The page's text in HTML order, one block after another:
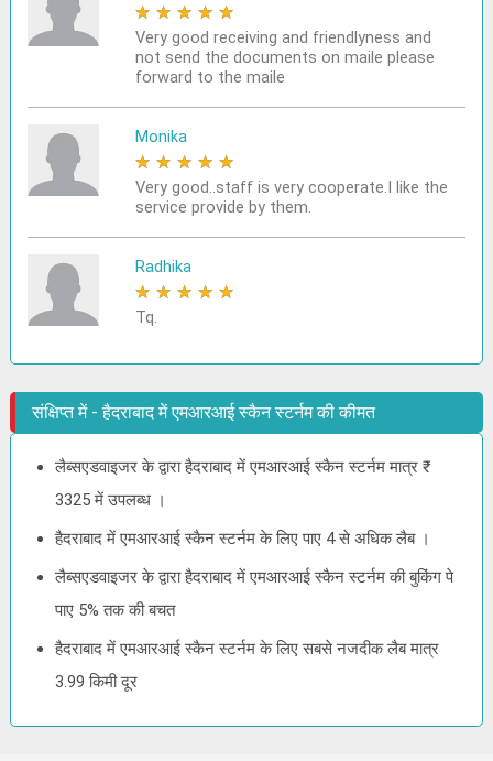
★ ★ ★ ★ ★
Very good receiving and friendlyness and
not send the documents on maile please
forward to the maile
Monika
★ ★ ★ ★ ★
Very good..staff is very cooperate.I like the
service provide by them.
Radhika
★ ★ ★ ★ ★
Tq.
संक्षिप्त में - हैदराबाद में एमआरआई स्कैन स्टर्नम की कीमत
लैब्सएडवाइजर के द्वारा हैदराबाद में एमआरआई स्कैन स्टर्नम मात्र ₹
3325 में उपलब्ध ।
हैदराबाद में एमआरआई स्कैन स्टर्नम के लिए पाए 4 से अधिक लैब ।
लैब्सएडवाइजर के द्वारा हैदराबाद में एमआरआई स्कैन स्टर्नम की बुकिंग पे
पाए 5% तक की बचत
हैदराबाद में एमआरआई स्कैन स्टर्नम के लिए सबसे नजदीक लैब मात्र
3.99 किमी दूर